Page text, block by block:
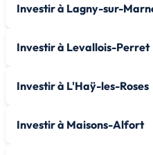
Investir à Lagny-sur-
Investir à Levallois-Perret
Investir à L'Haÿ-les-Roses
Investir à Maisons-Alfort